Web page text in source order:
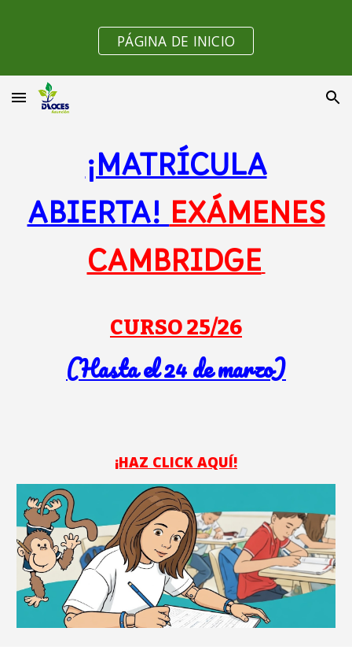
Skip to main content Skip to navigation
PÁGINA DE INICIO
¡MATRÍCULA
ABIERTA!EXÁMENES
CAMBRIDGE
CURSO 25/26
(Hasta el 24 de marzo)
¡HAZ CLICK AQUÍ!